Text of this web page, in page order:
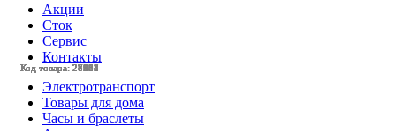
Код товара: 28438
Код товара: 28113
Код товара: 27964
Код товара: 27963
Код товара: 27584
Код товара: 27504
Код товара: 27251
Код товара: 27112
Код товара: 27037
Код товара: 26658
Код товара: 28221
Код товара: 28184
Акции
Сток
Сервис
Контакты
Электротранспорт
Товары для дома
Часы и браслеты